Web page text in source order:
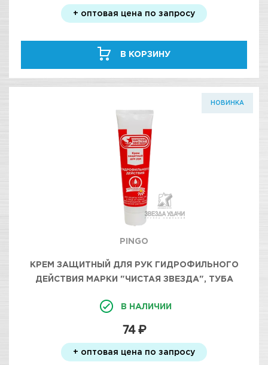
+ оптовая цена по запросу
В КОРЗИНУ
НОВИНКА
PINGO
КРЕМ ЗАЩИТНЫЙ ДЛЯ РУК ГИДРОФИЛЬНОГО
ДЕЙСТВИЯ МАРКИ "ЧИСТАЯ ЗВЕЗДА", ТУБА
В НАЛИЧИИ
74 ₽
+ оптовая цена по запросу